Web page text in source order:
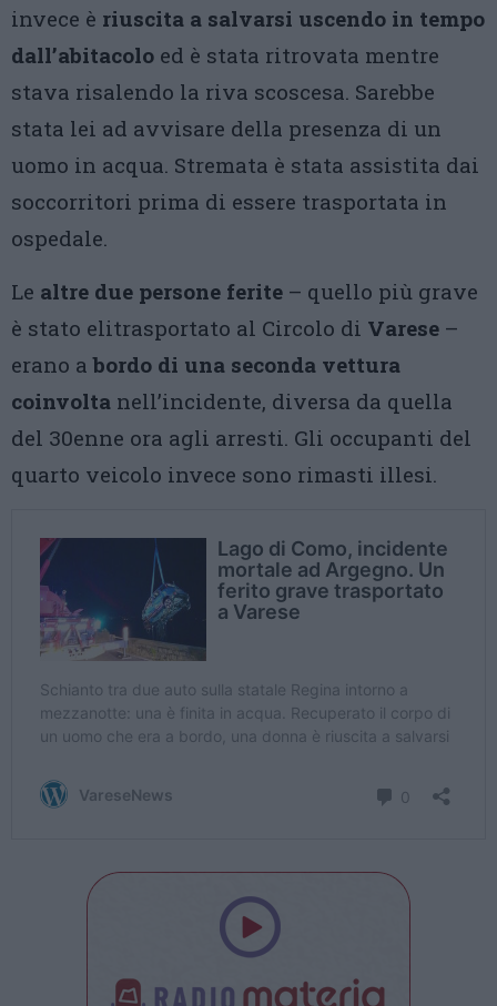
invece è riuscita a salvarsi uscendo in tempo
dall’abitacolo ed è stata ritrovata mentre
stava risalendo la riva scoscesa. Sarebbe
stata lei ad avvisare della presenza di un
uomo in acqua. Stremata è stata assistita dai
soccorritori prima di essere trasportata in
ospedale.
Le altre due persone ferite – quello più grave
è stato elitrasportato al Circolo di Varese –
erano abordo di una seconda vettura
coinvolta nell’incidente, diversa da quella
del 30enne ora agli arresti. Gli occupanti del
quarto veicolo invece sono rimasti illesi.